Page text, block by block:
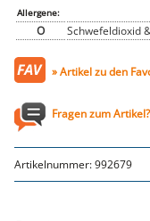
Genusssortiment
Hausmannskost
Gemüse & Salat
Knödel
Pommes & Wedges
Mehlspeisen
Gebäck
Getränke
Allergene:
O Schwefeldioxid
» Artikel zu den
Fragen zum Artikel?
Artikelnummer:992679